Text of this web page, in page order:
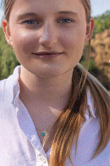
Cronaca 4 Agosto 2026
Un anno fa la
Gianni, Giulia e
processo, lo stop
Cronaca 3 Agosto 2026
Scomparso da
Fiorentino l’uomo
Levane nel 2020